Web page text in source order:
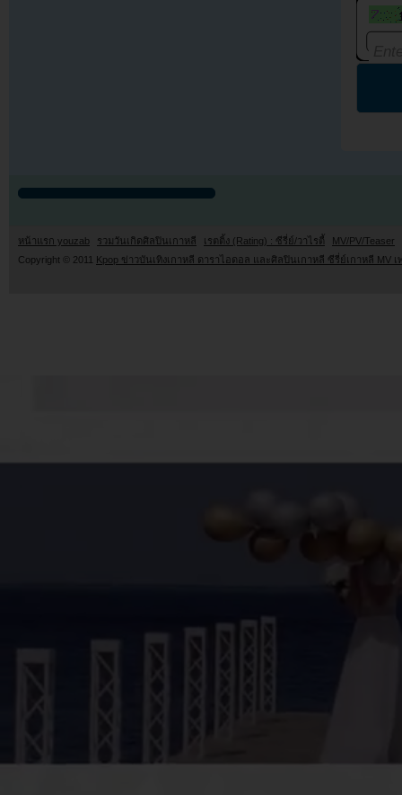
หน้าแรก youzab รวมวันเกิดศิลปินเกาหลี เรตติ้ง (Rating) : ซีรี่ย์/วาไรตี้
MV/PV/Teaser
Copyright © 2011 Kpop ข่าวบันเทิงเกาหลี ดาราไอดอล และศิลปินเกาหลี ซีรี่ย์เกาหลี MV